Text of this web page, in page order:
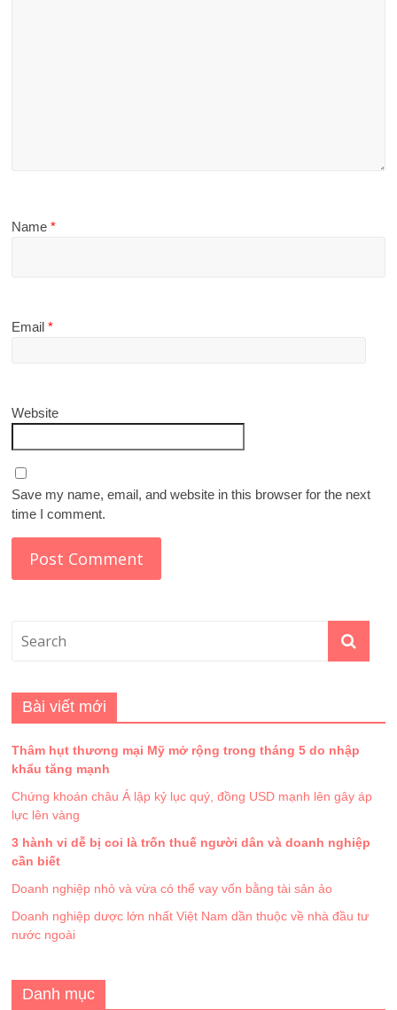
Name*
Email*
Website
Save my name, email, and website in this browser for the next
time I comment.
Bài viết mới
Thâm hụt thương mại Mỹ mở rộng trong tháng 5 do nhập
khẩu tăng mạnh
Chứng khoán châu Á lập kỷ lục quý, đồng USD mạnh lên gây áp
lực lên vàng
3 hành vi dễ bị coi là trốn thuế người dân và doanh nghiệp
cần biết
Doanh nghiệp nhỏ và vừa có thể vay vốn bằng tài sản ảo
Doanh nghiệp dược lớn nhất Việt Nam dần thuộc về nhà đầu tư
nước ngoài
Danh mục